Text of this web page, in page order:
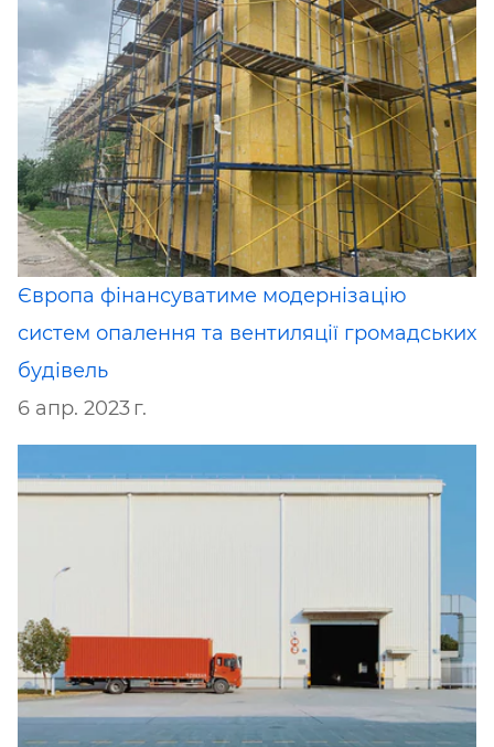
Європа фінансуватиме модернізацію
систем опалення та вентиляції громадських
будівель
6 апр. 2023 г.